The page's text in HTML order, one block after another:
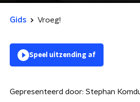
Gids Vroeg!
Speel uitzending af
Gepresenteerd door: Stephan